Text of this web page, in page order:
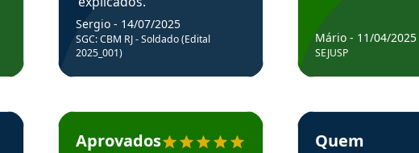
Concursos em depoimento
Sergio - 14/07/2025
SGC: CBM RJ - Soldado (Edital
2025_001)
Estudante Cicero recomenda o Aprova Concursos em depoimento
Aprovados
Mário - 11/04/2025
SEJUSP
Estudante Henrique
Quem